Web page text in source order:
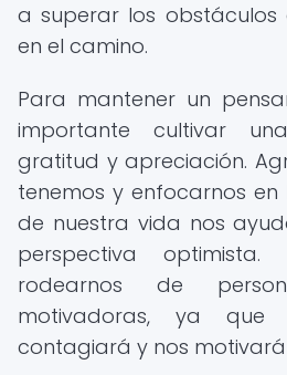
a superar los obstáculos
en el camino.
Para mantener un
importante cultivar
gratitud y apreciación.
tenemos y enfocarnos en
de nuestra vida nos
perspectiva
rodearnos de
motivadoras, ya
contagiará y nos